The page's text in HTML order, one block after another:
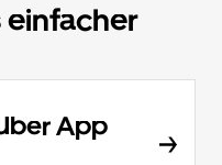
einfacher
App